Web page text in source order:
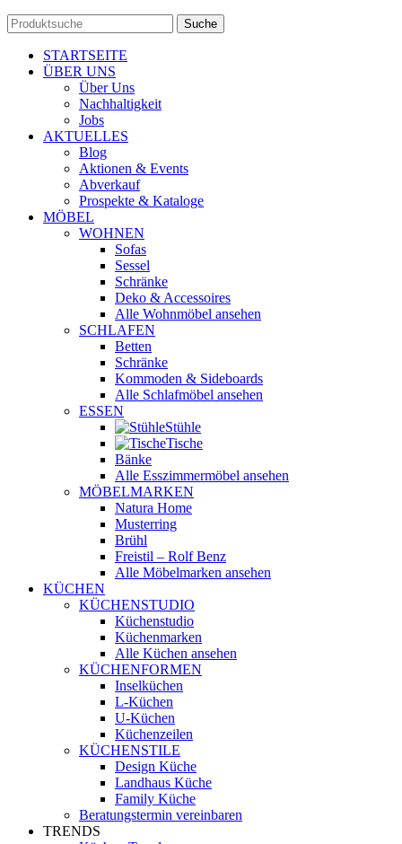
Suche
STARTSEITE
ÜBER UNS
Über Uns
Nachhaltigkeit
Jobs
AKTUELLES
Blog
Aktionen & Events
Abverkauf
Prospekte & Kataloge
MÖBEL
WOHNEN
Sofas
Sessel
Schränke
Deko & Accessoires
Alle Wohnmöbel ansehen
SCHLAFEN
Betten
Schränke
Kommoden & Sideboards
Alle Schlafmöbel ansehen
ESSEN
Stühle
Tische
Bänke
Alle Esszimmermöbel ansehen
MÖBELMARKEN
Natura Home
Musterring
Brühl
Freistil – Rolf Benz
Alle Möbelmarken ansehen
KÜCHEN
KÜCHENSTUDIO
Küchenstudio
Küchenmarken
Alle Küchen ansehen
KÜCHENFORMEN
Inselküchen
L-Küchen
U-Küchen
Küchenzeilen
KÜCHENSTILE
Design Küche
Landhaus Küche
Family Küche
Beratungstermin vereinbaren
TRENDS